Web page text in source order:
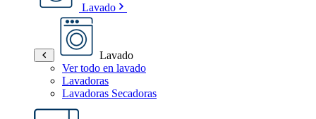
Lavado
Lavado
Ver todo en lavado
Lavadoras
Lavadoras Secadoras